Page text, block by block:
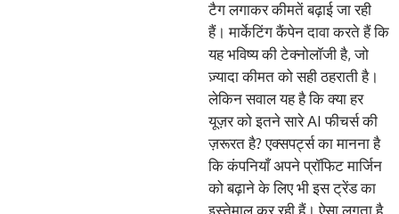
टैग लगाकर कीमतें बढ़ाई जा रही
हैं। मार्केटिंग कैंपेन दावा करते हैं कि
यह भविष्य की टेक्नोलॉजी है, जो
ज़्यादा कीमत को सही ठहराती है।
लेकिन सवाल यह है कि क्या हर
यूज़र को इतने सारे AI फीचर्स की
ज़रूरत है? एक्सपर्ट्स का मानना ​​है
कि कंपनियाँ अपने प्रॉफिट मार्जिन
को बढ़ाने के लिए भी इस ट्रेंड का
इस्तेमाल कर रही हैं। ऐसा लगता है